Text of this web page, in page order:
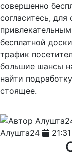
совершенно
согласитесь,
бесплатной
трафик
большие шансы
найти
стоящее.
Алушта24